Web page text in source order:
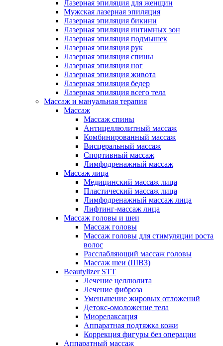
Лазерная эпиляция для женщин
Мужская лазерная эпиляция
Лазерная эпиляция бикини
Лазерная эпиляция интимных зон
Лазерная эпиляция подмышек
Лазерная эпиляция рук
Лазерная эпиляция спины
Лазерная эпиляция ног
Лазерная эпиляция живота
Лазерная эпиляция бедер
Лазерная эпиляция всего тела
Массаж и мануальная терапия
Массаж
Массаж спины
Антицеллюлитный массаж
Комбинированный массаж
Висцеральный массаж
Спортивный массаж
Лимфодренажный массаж
Массаж лица
Медицинский массаж лица
Пластический массаж лица
Лимфодренажный массаж лица
Лифтинг-массаж лица
Массаж головы и шеи
Массаж головы
Массаж головы для стимуляции роста
волос
Расслабляющий массаж головы
Массаж шеи (ШВЗ)
Beautylizer STT
Лечение целлюлита
Лечение фиброза
Уменьшение жировых отложений
Детокс-омоложение тела
Миорелаксация
Аппаратная подтяжка кожи
Коррекция фигуры без операции
Аппаратный массаж